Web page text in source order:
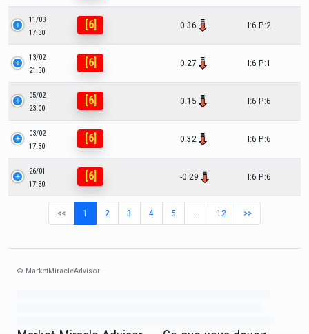
11/03
17:30
[6] 0.36 I:6 P:2
13/02
21:30
[6] 0.27 I:6 P:1
05/02
23:00
[6] 0.15 I:6 P:6
03/02
17:30
[6] 0.32 I:6 P:6
26/01
17:30
[6] -0.29 I:6 P:6
<< 1 2 3 4 5 12 >>
© MarketMiracleAdvisor